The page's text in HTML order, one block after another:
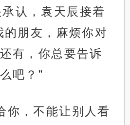
认，袁天辰接着
的朋友，麻烦你对
有，你总要告诉
吧？”
你，不能让别人看